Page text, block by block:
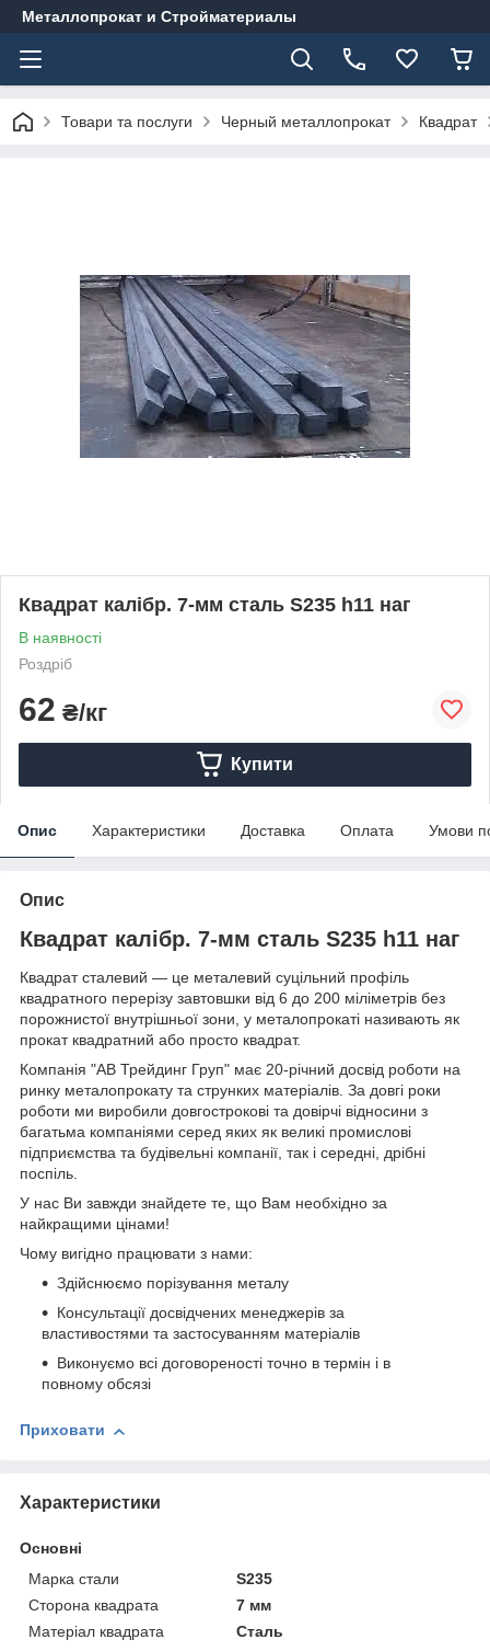
Металлопрокат и Стройматериалы
Товари та послуги Черный металлопрокат Квадрат
Квадрат калібр. 7-мм сталь S235 h11 наг
В наявності
Роздріб
62 ₴/кг
Купити
Опис Характеристики Доставка Оплата Умови
Опис
Квадрат калібр. 7-мм сталь S235 h11 наг
Квадрат сталевий — це металевий суцільний профіль
квадратного перерізу завтовшки від 6 до 200 міліметрів без
порожнистої внутрішньої зони, у металопрокаті називають як
прокат квадратний або просто квадрат.
Компанія "АВ Трейдинг Груп" має 20-річний досвід роботи на
ринку металопрокату та струнких матеріалів. За довгі роки
роботи ми виробили довгострокові та довірчі відносини з
багатьма компаніями серед яких як великі промислові
підприємства та будівельні компанії, так і середні, дрібні
поспіль.
У нас Ви завжди знайдете те, що Вам необхідно за
найкращими цінами!
Чому вигідно працювати з нами:
Здійснюємо порізування металу
Консультації досвідчених менеджерів за
властивостями та застосуванням матеріалів
Виконуємо всі договореності точно в термін і в
повному обсязі
Приховати
Характеристики
Основні
Марка стали
S235
Сторона квадрата
7 мм
Матеріал квадрата
Сталь